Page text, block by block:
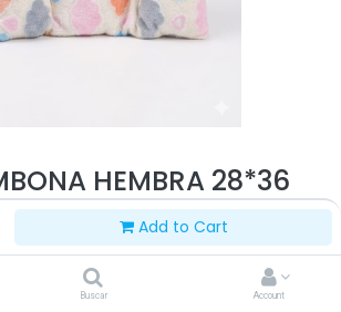
Add to Cart
Buscar Account
HEMBRA 28*36